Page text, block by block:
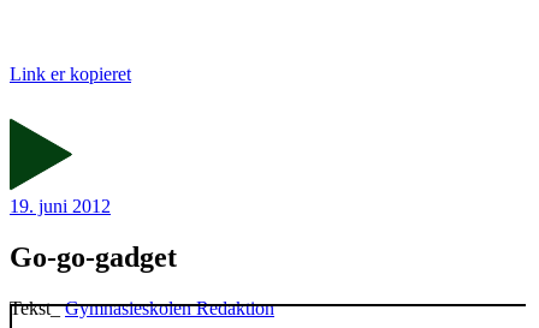
Link er kopieret
19. juni 2012
Go-go-gadget
Tekst_Gymnasieskolen Redaktion